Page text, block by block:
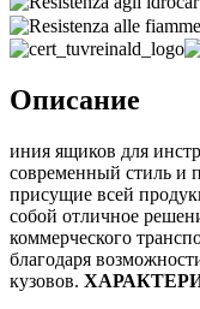
Описание
иния ящиков для
современный стиль и
присущие всей
собой отличное
коммерческого
благодаря
кузовов.